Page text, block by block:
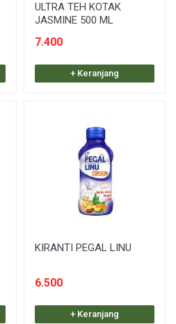
ULTRA TEH KOTAK
JASMINE 500 ML
7.400
+ Keranjang
KIRANTI PEGAL LINU
6.500
+ Keranjang